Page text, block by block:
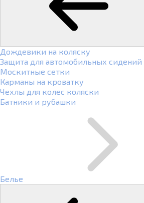
Дождевики на коляску
Защита для автомобильных сидений
Москитные сетки
Карманы на кроватку
Чехлы для колес коляски
Батники и рубашки
Белье